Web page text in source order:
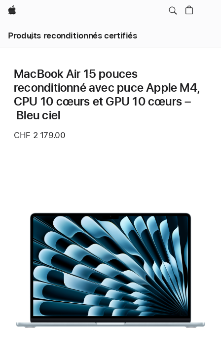
Apple
Produits reconditionnés certifiés
MacBook Air 15 pouces
reconditionné avec puce Apple M4,
CPU 10 cœurs et GPU 10 cœurs –
Bleu ciel
CHF 2 179.00